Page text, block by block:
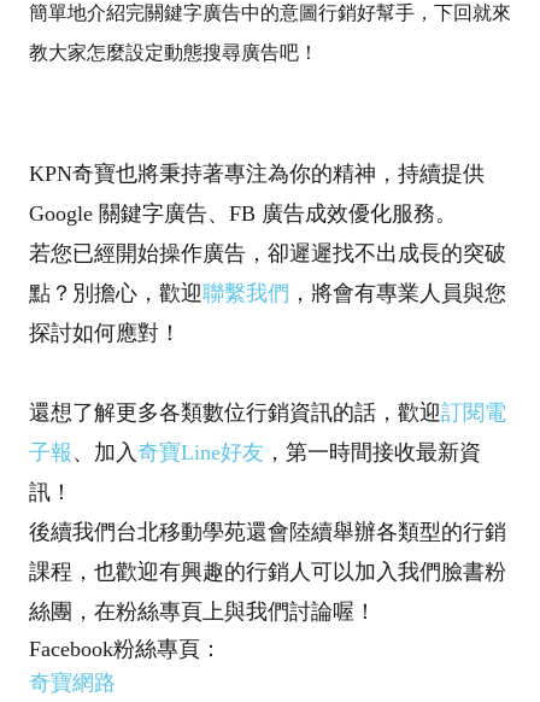
簡單地介紹完關鍵字廣告中的意圖行銷好幫手，下回就來
教大家怎麼設定動態搜尋廣告吧！
KPN奇寶也將秉持著專注為你的精神，持續提供
Google 關鍵字廣告、FB 廣告成效優化服務。
若您已經開始操作廣告，卻遲遲找不出成長的突破
點？別擔心，歡迎聯繫我們 ，將會有專業人員與您
探討如何應對！
還想了解更多各類數位行銷資訊的話，歡迎訂閱電
子報 、加入 奇寶Line好友 ，第一時間接收最新資
訊！
後續我們台北移動學苑還會陸續舉辦各類型的行銷
課程，也歡迎有興趣的行銷人可以加入我們臉書粉
絲團，在粉絲專頁上與我們討論喔！
Facebook粉絲專頁：
奇寶網路